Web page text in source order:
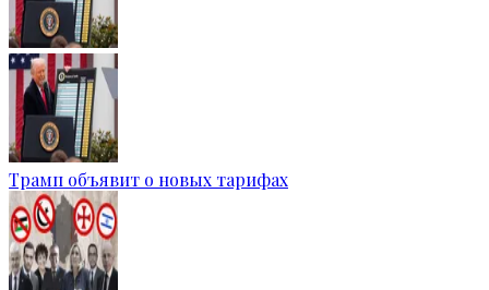
Трамп объявит о новых тарифах